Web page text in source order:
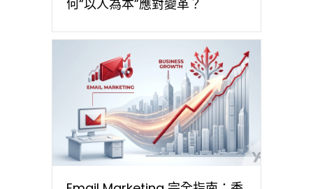
何“以人為本”應對變革？